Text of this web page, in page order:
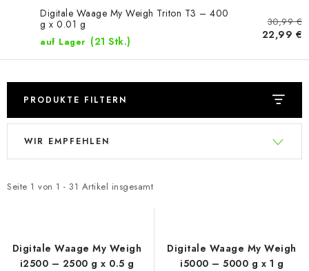
Digitale Waage My Weigh Triton T3 – 400
g x 0.01 g
auf Lager (21 Stk.)
30,99 €
22,99 €
PRODUKTE FILTERN
L
t
e
Seite 1 von 1 - 31 Artikel insgesamt
P
d
WIR EMPFEHLEN
Digitale Waage My Weigh
i2500 – 2500 g x 0.5 g
Digitale Waage My Weigh
i5000 – 5000 g x 1 g